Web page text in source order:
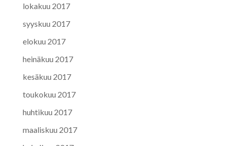
lokakuu 2017
syyskuu 2017
elokuu 2017
heinäkuu 2017
kesäkuu 2017
toukokuu 2017
huhtikuu 2017
maaliskuu 2017